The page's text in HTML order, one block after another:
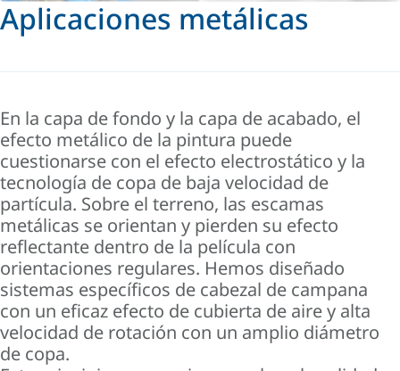
Aplicaciones metálicas
En la capa de fondo y la capa de acabado, el
efecto metálico de la pintura puede
cuestionarse con el efecto electrostático y la
tecnología de copa de baja velocidad de
partícula. Sobre el terreno, las escamas
metálicas se orientan y pierden su efecto
reflectante dentro de la película con
orientaciones regulares. Hemos diseñado
sistemas específicos de cabezal de campana
con un eficaz efecto de cubierta de aire y alta
velocidad de rotación con un amplio diámetro
de copa.